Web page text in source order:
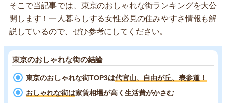
そこで当記事では、東京のおしゃれな街ランキングを大公
開します！一人暮らしする女性必見の住みやすさ情報も解
説しているので、ぜひ参考にしてください。
東京のおしゃれな街の結論
東京のおしゃれな街TOP3は代官山、自由が丘、表参道！
おしゃれな街は家賃相場が高く生活費がかさむ